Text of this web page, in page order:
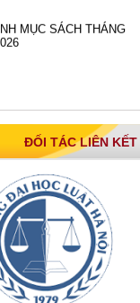
khai dự toán ngân sách
nước năm 2025 của Nhà
bản Tư pháp
xuất bản Tư pháp
MỤC SÁCH THÁNG
ĐỐI TÁC LIÊN KẾT